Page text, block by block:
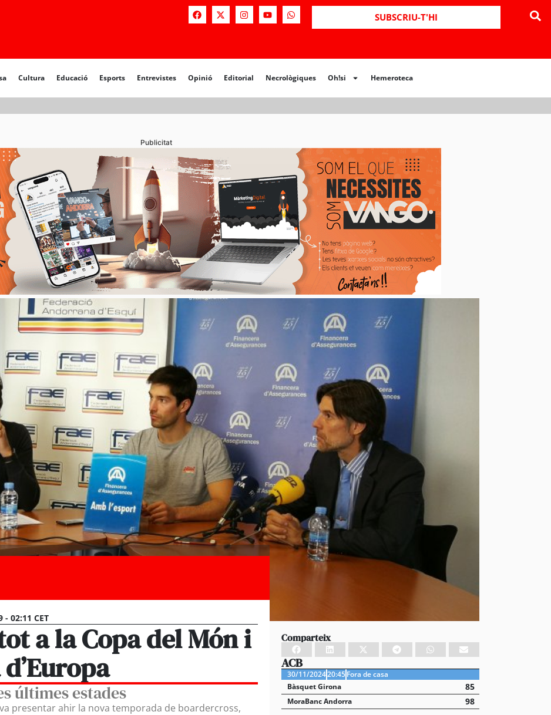
SUBSCRIU-T'HI
Cultura Educació Esports Entrevistes Opinió Editorial Necrològiques Oh!si Hemeroteca
Opinió Editorial Necrològiques Hemeroteca
Publicitat
02:11 CET
a la Copa del Món i
últimes estades
presentar ahir la nova temporada de boardercross,
Comparteix
ACB
30/11/202420:45 Fora de casa
Bàsquet Girona
85
MoraBanc Andorra 98